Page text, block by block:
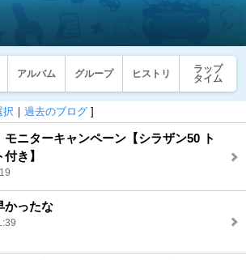
アルバム グループ ヒストリ
ラップ
タイム
択 ｜ 過去のブログ ]
モニターキャンペーン【シラザン50 ト
き】
かったな